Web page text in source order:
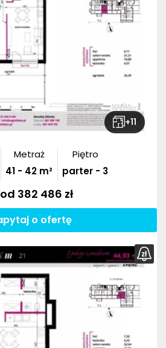
+11
Metraż
41 - 42 m²
Piętro
parter - 3
od 382 486 zł
o ofertę